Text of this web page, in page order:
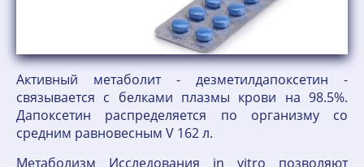
Активный метаболит - дезметилдапоксетин -
связывается с белками плазмы крови на 98.5%.
Дапоксетин распределяется по организму со
средним равновесным V 162 л.
Метаболизм Исследования in vitro позволяют